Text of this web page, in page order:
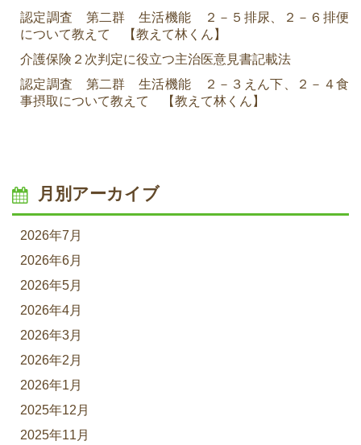
認定調査 第二群 生活機能 ２－５排尿、２－６排便
について教えて 【教えて林くん】
介護保険２次判定に役立つ主治医意見書記載法
認定調査 第二群 生活機能 ２－３えん下、２－４食
事摂取について教えて 【教えて林くん】
月別アーカイブ
2026年7月
2026年6月
2026年5月
2026年4月
2026年3月
2026年2月
2026年1月
2025年12月
2025年11月